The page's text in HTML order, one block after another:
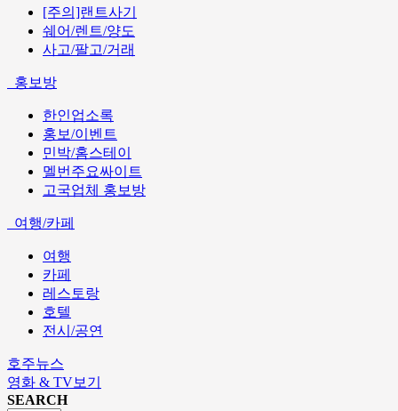
[주의]랜트사기
쉐어/렌트/양도
사고/팔고/거래
홍보방
한인업소록
홍보/이벤트
민박/홈스테이
멜번주요싸이트
고국업체 홍보방
여행/카페
여행
카페
레스토랑
호텔
전시/공연
호주뉴스
영화 & TV보기
SEARCH